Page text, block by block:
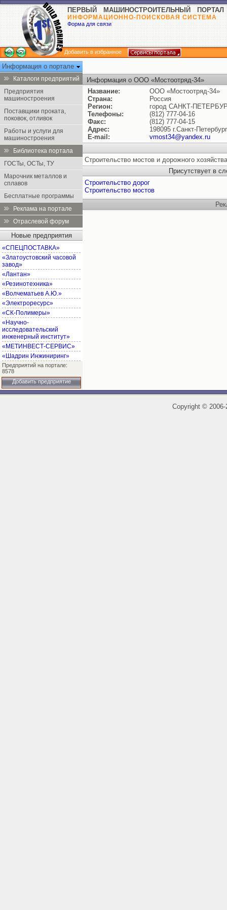
ПЕРВЫЙ МАШИНОСТРОИТЕЛЬНЫЙ ПОРТАЛ
ИНФОРМАЦИОННО-ПОИСКОВАЯ СИСТЕМА
Форма для связи
Добавить в избранное
Информация о портале
Каталоги предприятий
Предприятия
машиностроения
Поставщики проката,
поковок, отливок
Работы и услуги для
машиностроения
Библиотека портала
ГОСТы, ОСТы, ТУ
Марочник металлов и
сплавов
Бесплатные программы
Реклама на портале
Отраслевой форум
Новые предприятия
«СПЕЦПОСТАВКА»
«Златоустовский часовой
завод»
«Лантан»
«Резинотехника»
«Волчематьев А.Ю.»
«Электроресурс»
«СК-Полимеры»
«Научно-
исследовательский
инженерный институт»
«МЕТИНВЕСТ-СЕРВИС»
«Шадрин Инжиниринг»
Предприятий на портале:
8578
Добавить предприятие
Информация о ООО «Мостоотряд-34»
Название:
ООО «Мостоотряд-34»
Страна:
Россия
Регион:
город САНКТ-
Телефоны:
(812) 777-04-16
Факс:
(812) 777-04-15
Адрес:
198095 г.Санкт-
E-mail:
vmost34@yandex.ru
Строительство мостов и дорожного
Присутствует в
Строительство дорог
Строительство мостов
Copyright ©